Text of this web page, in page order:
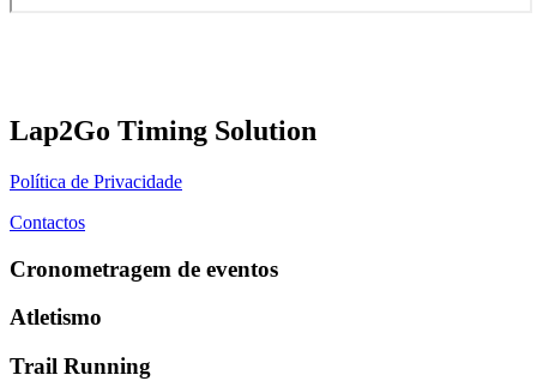
Lap2Go Timing Solution
Política de Privacidade
Contactos
Cronometragem de eventos
Atletismo
Trail Running